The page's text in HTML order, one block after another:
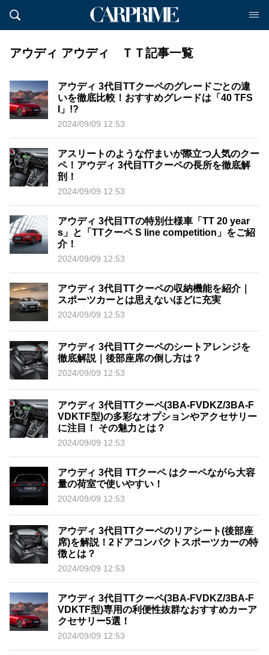
アウディ アウディ ＴＴ記事一覧
アウディ 3代目TTクーペのグレードごとの違
いを徹底比較！おすすめグレードは「40 TFS
I」!?
2024/09/09 12:53
アスリートのような佇まいが際立つ人気のクー
ペ！アウディ 3代目TTクーペの長所を徹底解
剖！
2024/09/09 12:53
アウディ 3代目TTの特別仕様車「TT 20 year
s」と「TTクーペ S line competition」をご紹
介！
2024/09/09 12:53
アウディ 3代目TTクーペの収納機能を紹介｜
スポーツカーとは思えないほどに充実
2024/09/09 12:53
アウディ 3代目TTクーペのシートアレンジを
徹底解説｜後部座席の倒し方は？
2024/09/09 12:53
アウディ 3代目TTクーペ(3BA-FVDKZ/3BA-F
VDKTF型)の多彩なオプションやアクセサリー
に注目！ その魅力とは？
2024/09/09 12:53
アウディ 3代目 TTクーペ はクーペながら大容
量の荷室で使いやすい！
2024/09/09 12:53
アウディ 3代目TTクーペのリアシート(後部座
席)を解説！2ドアコンパクトスポーツカーの特
徴とは？
2024/09/09 12:53
アウディ 3代目TTクーペ(3BA-FVDKZ/3BA-F
VDKTF型)専用の利便性抜群なおすすめカーア
クセサリー5選！
2024/09/09 12:53